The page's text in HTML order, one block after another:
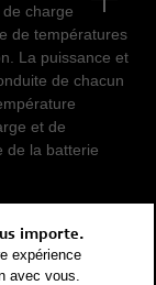
charge le plus
de températures
La puissance et
de chacun
et de
de la batterie
types de
etc.) soient
forme
importe.
expérience
avec vous.